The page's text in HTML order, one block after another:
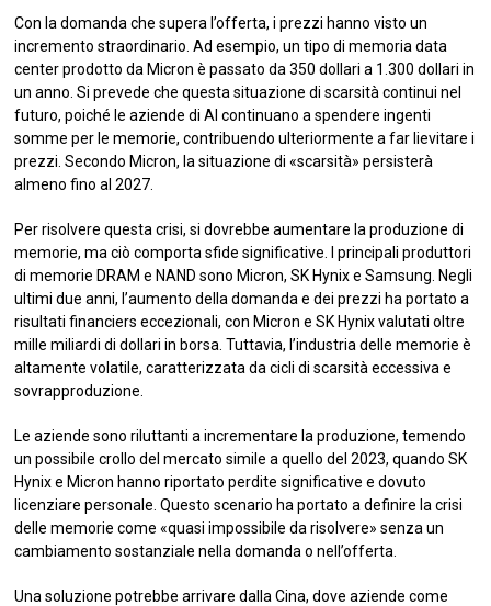
Con la domanda che supera l’offerta, i prezzi hanno visto un
incremento straordinario. Ad esempio, un tipo di memoria data
center prodotto da Micron è passato da 350 dollari a 1.300 dollari in
un anno. Si prevede che questa situazione di scarsità continui nel
futuro, poiché le aziende di AI continuano a spendere ingenti
somme per le memorie, contribuendo ulteriormente a far lievitare i
prezzi. Secondo Micron, la situazione di «scarsità» persisterà
almeno fino al 2027.
Per risolvere questa crisi, si dovrebbe aumentare la produzione di
memorie, ma ciò comporta sfide significative. I principali produttori
di memorie DRAM e NAND sono Micron, SK Hynix e Samsung. Negli
ultimi due anni, l’aumento della domanda e dei prezzi ha portato a
risultati financiers eccezionali, con Micron e SK Hynix valutati oltre
mille miliardi di dollari in borsa. Tuttavia, l’industria delle memorie è
altamente volatile, caratterizzata da cicli di scarsità eccessiva e
sovrapproduzione.
Le aziende sono riluttanti a incrementare la produzione, temendo
un possibile crollo del mercato simile a quello del 2023, quando SK
Hynix e Micron hanno riportato perdite significative e dovuto
licenziare personale. Questo scenario ha portato a definire la crisi
delle memorie come «quasi impossibile da risolvere» senza un
cambiamento sostanziale nella domanda o nell’offerta.
Una soluzione potrebbe arrivare dalla Cina, dove aziende come